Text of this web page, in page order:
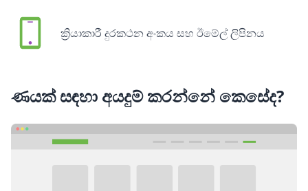
ක්‍රියාකාරී දුරකථන අංකය සහ ඊමේල් ලිපිනය
ණයක් සඳහා අයදුම් කරන්නේ කෙසේද?